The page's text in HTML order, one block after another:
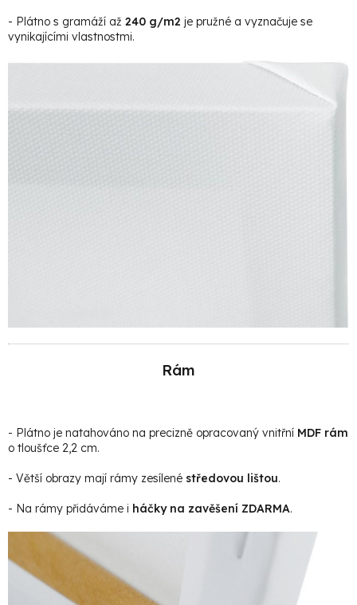
- Plátno s gramáží až 240 g/m2 je pružné a vyznačuje se
vynikajícími vlastnostmi.
Rám
- Plátno je natahováno na precizně opracovaný vnitřní MDF rám
o tloušťce 2,2 cm.
- Větší obrazy mají rámy zesílené středovou lištou.
- Na rámy přidáváme i háčky na zavěšení ZDARMA.